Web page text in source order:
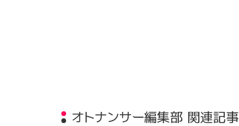
オトナンサー編集部 関連記事